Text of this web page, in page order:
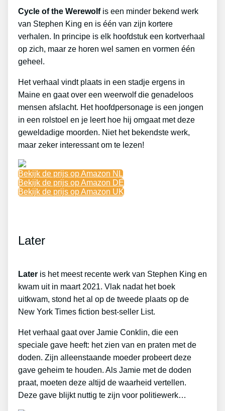
Cycle of the Werewolfis een minder bekend werk
van Stephen King en is één van zijn kortere
verhalen. In principe is elk hoofdstuk een kortverhaal
op zich, maar ze horen wel samen en vormen één
geheel.
Het verhaal vindt plaats in een stadje ergens in
Maine en gaat over een weerwolf die genadeloos
mensen afslacht. Het hoofdpersonage is een jongen
in een rolstoel en je leert hoe hij omgaat met deze
geweldadige moorden. Niet het bekendste werk,
maar zeker interessant om te lezen!
Bekijk de prijs op Amazon NL
Bekijk de prijs op Amazon DE
Bekijk de prijs op Amazon UK
Later
Later is het meest recente werk van Stephen King en
kwam uit in maart 2021. Vlak nadat het boek
uitkwam, stond het al op de tweede plaats op de
New York Times fiction best-seller List.
Het verhaal gaat over Jamie Conklin, die een
speciale gave heeft: het zien van en praten met de
doden. Zijn alleenstaande moeder probeert deze
gave geheim te houden. Als Jamie met de doden
praat, moeten deze altijd de waarheid vertellen.
Deze gave blijkt nuttig te zijn voor politiewerk…